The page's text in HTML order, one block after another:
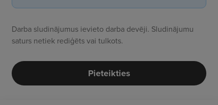
Darba sludinājumus ievieto darba devēji. Sludinājumu
saturs netiek rediģēts vai tulkots.
Pieteikties